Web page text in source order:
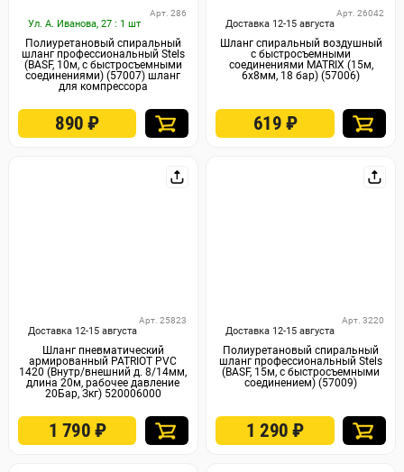
Ул. А. Иванова, 27 : 1 шт
Арт. 286
Полиуретановый спиральный
шланг профессиональный Stels
(BASF, 10м, с быстросъемными
соединениями) (57007) шланг
для компрессора
890₽
Доставка 12-15 августа
Арт. 26042
Шланг спиральный воздушный
с быстросъемными
соединениями MATRIX (15м,
6х8мм, 18 бар) (57006)
619 ₽
Доставка 12-15 августа
Арт. 25823
Шланг пневматический
армированный PATRIOT PVC
1420 (Внутр/внешний д. 8/14мм,
длина 20м, рабочее давление
20Бар, Зкг) 520006000
1 790 ₽
Доставка 12-15 августа
Арт. 3220
Полиуретановый спиральный
шланг профессиональный Stels
(BASF, 15м, с быстросъемными
соединением) (57009)
1 290₽